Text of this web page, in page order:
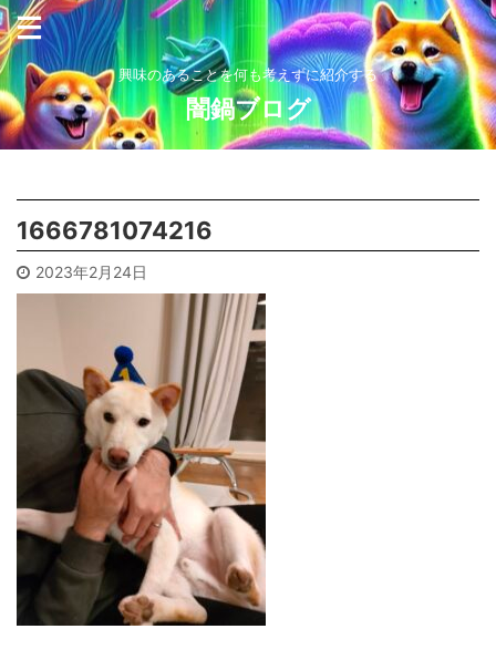
興味のあることを何も考えずに紹介する
闇鍋ブログ
1666781074216
2023年2月24日